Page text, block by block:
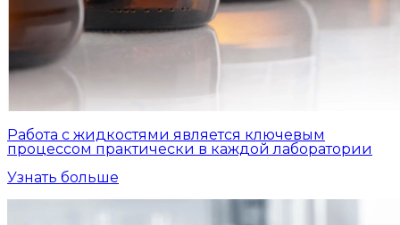
Работа с жидкостями является ключевым
процессом практически в каждой лаборатории
Узнать больше